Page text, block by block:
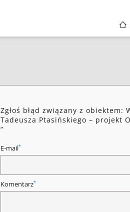
Zgłoś błąd związany z
Tadeusza Ptasińskiego – projekt
”
E-mail*
Komentarz*